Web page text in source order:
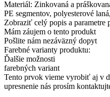
Materiál: Zinkovaná a
PE segmentov, polyesterové
Zobraziť celý popis a parametre
Mám záujem o tento produkt
Pošlite nám nezáväzný dopyt
Farebné varianty produktu:
Ďalšie možnosti
farebných variant
Tento prvok vieme vyrobiť aj v
upresnenie nás prosím